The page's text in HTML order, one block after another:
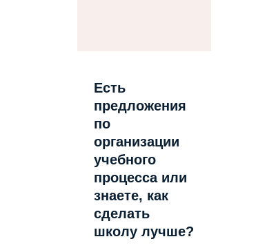
Есть
предложения
по
организации
учебного
процесса или
знаете, как
сделать
школу лучше?